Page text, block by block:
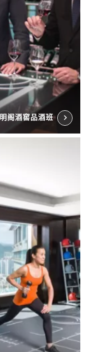
明阁酒窖品酒班